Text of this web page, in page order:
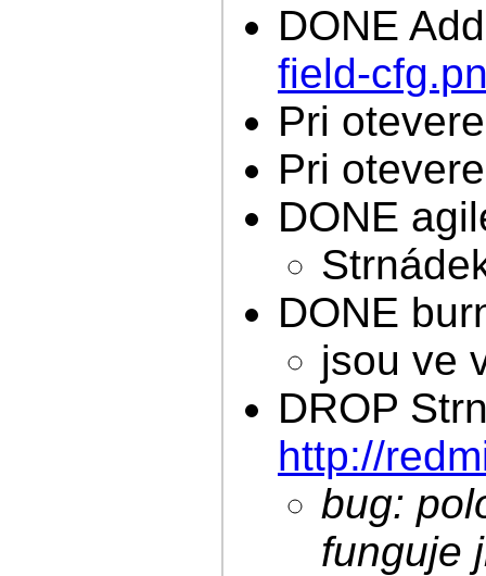
DONE
field-
Pri
Pri
DONE
DONE
jsou ve
DROP
http://
bug:
funguje